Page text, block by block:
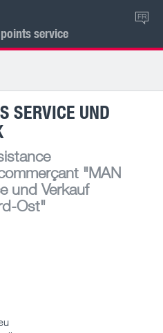
service
FR
SERVICE UND
"MAN
und Verkauf
Ost"